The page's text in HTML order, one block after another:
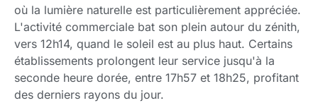
où la lumière naturelle est particulièrement appréciée.
L'activité commerciale bat son plein autour du zénith,
vers 12h14, quand le soleil est au plus haut. Certains
établissements prolongent leur service jusqu'à la
seconde heure dorée, entre 17h57 et 18h25, profitant
des derniers rayons du jour.